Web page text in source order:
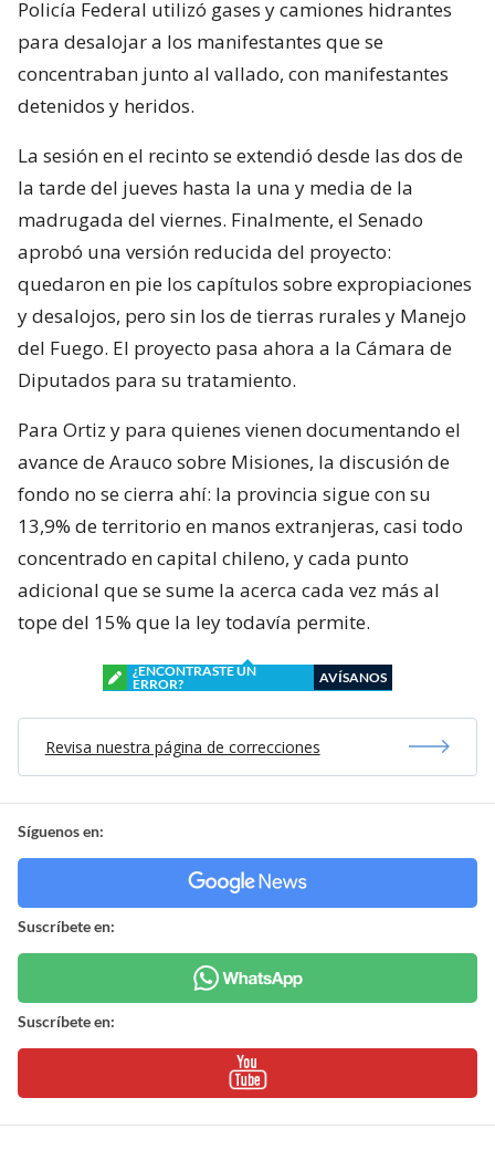
Policía Federal utilizó gases y camiones hidrantes
para desalojar a los manifestantes que se
concentraban junto al vallado, con manifestantes
detenidos y heridos.
La sesión en el recinto se extendió desde las dos de
la tarde del jueves hasta la una y media de la
madrugada del viernes. Finalmente, el Senado
aprobó una versión reducida del proyecto:
quedaron en pie los capítulos sobre expropiaciones
y desalojos, pero sin los de tierras rurales y Manejo
del Fuego. El proyecto pasa ahora a la Cámara de
Diputados para su tratamiento.
Para Ortiz y para quienes vienen documentando el
avance de Arauco sobre Misiones, la discusión de
fondo no se cierra ahí: la provincia sigue con su
13,9% de territorio en manos extranjeras, casi todo
concentrado en capital chileno, y cada punto
adicional que se sume la acerca cada vez más al
tope del 15% que la ley todavía permite.
¿ENCONTRASTE UN
ERROR?
AVÍSANOS
Revisa nuestra página de correcciones
Síguenos en:
Suscríbete en:
Suscríbete en: